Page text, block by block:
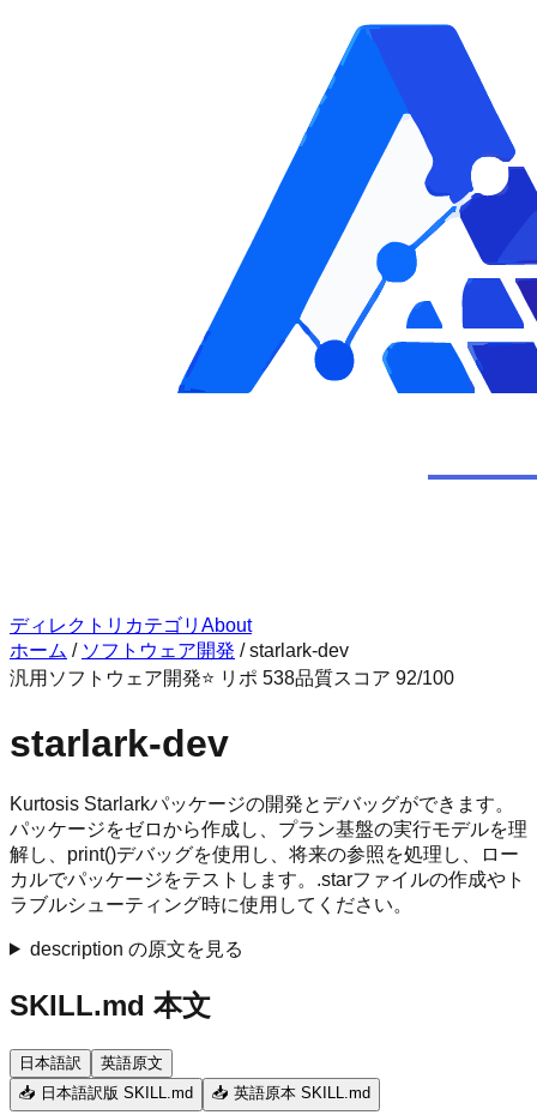
ディレクトリ カテゴリ About
ホーム / ソフトウェア開発 /starlark-dev
汎用 ソフトウェア開発⭐ リポ 538品質スコア 92/100
starlark-dev
Kurtosis Starlarkパッケージの開発とデバッグができます。
パッケージをゼロから作成し、プラン基盤の実行モデルを理
解し、print()デバッグを使用し、将来の参照を処理し、ロー
カルでパッケージをテストします。.starファイルの作成やト
ラブルシューティング時に使用してください。
description の原文を見る
SKILL.md 本文
日本語訳
英語原文
📥 日本語訳版 SKILL.md
📥 英語原本 SKILL.md